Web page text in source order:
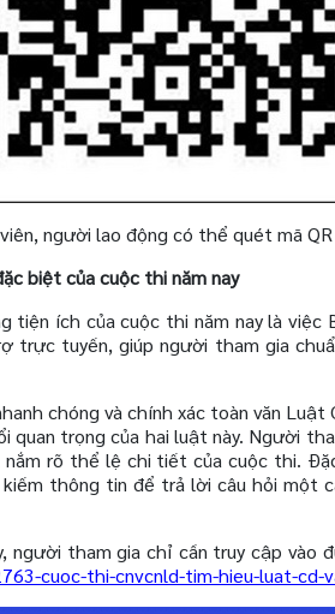
người lao động có thể quét mã
biệt của cuộc thi năm nay
tiện ích của cuộc thi năm nay là việc
trực tuyến, giúp người tham gia
chóng và chính xác toàn văn Luật
quan trọng của hai luật này. Người
rõ thể lệ chi tiết của cuộc thi.
thông tin để trả lời câu hỏi một
người tham gia chỉ cần truy cập vào
cuoc-thi-cnvcnld-tim-hieu-luat-cd-